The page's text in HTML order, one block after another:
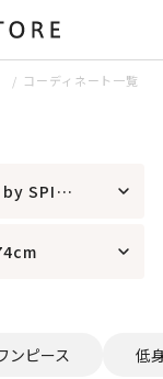
コーディネート一覧
4GEEKs by SPIRALGIRL
ンピース 低